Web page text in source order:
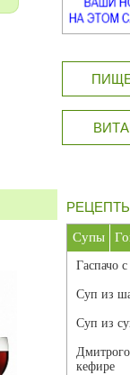
Супы
Гаспачо
Суп из
Суп из
кефире